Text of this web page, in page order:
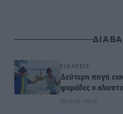
ΕΙΔΉΣΕΙΣ
Δεύτερη πηγή
ψαράδες ο
09.08.26 · 09:36